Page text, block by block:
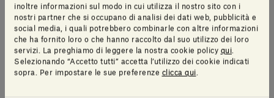
inoltre informazioni sul modo in cui utilizza il nostro sito con i
nostri partner che si occupano di analisi dei dati web, pubblicità e
social media, i quali potrebbero combinarle con altre informazioni
che ha fornito loro o che hanno raccolto dal suo utilizzo dei loro
servizi. La preghiamo di leggere la nostra cookie policy qui
Selezionando “Accetto tutti” accetta l’utilizzo dei cookie indicati
sopra. Per impostare le sue preferenze clicca qui